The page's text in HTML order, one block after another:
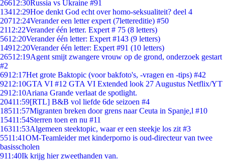
26612:30Russia vs Ukraine #91
13412:29Hoe denkt God echt over homo-seksualiteit? deel 4
20712:24Verander een letter expert (7lettereditie) #50
2112:22Verander één letter. Expert # 75 (8 letters)
5612:20Verander één letter: Expert #143 (9 letters)
14912:20Verander één letter: Expert #91 (10 letters)
26512:19Agent smijt zwangere vrouw op de grond, onderzoek gestart
#2
6912:17Het grote Baktopic (voor bakfoto's, -vragen en -tips) #42
9212:10GTA VI #12 GTA VI Extended look 27 Augustus Netflix/YT
2912:10Ariana Grande verlaat de spotlight.
20411:59[RTL] B&B vol liefde 6de seizoen #4
18511:57Migranten breken door grens naar Ceuta in Spanje,l #10
15411:54Sterren toen en nu #11
16311:53Algemeen steektopic, waar er een steekje los zit #3
5511:41OM-Teamleider met kinderporno is oud-directeur van twee
basisscholen
911:40Ik krijg hier zweethanden van.